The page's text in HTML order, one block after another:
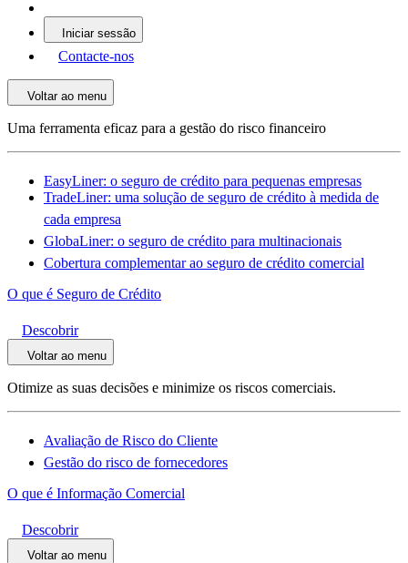
Iniciar sessão
Contacte-nos
Voltar ao menu
Uma ferramenta eficaz para a gestão do risco financeiro
EasyLiner: o seguro de crédito para pequenas empresas
TradeLiner: uma solução de seguro de crédito à medida de
cada empresa
GlobaLiner: o seguro de crédito para multinacionais
Cobertura complementar ao seguro de crédito comercial
O que é Seguro de Crédito
Descobrir
Voltar ao menu
Otimize as suas decisões e minimize os riscos comerciais.
Avaliação de Risco do Cliente
Gestão do risco de fornecedores
O que é Informação Comercial
Descobrir
Voltar ao menu